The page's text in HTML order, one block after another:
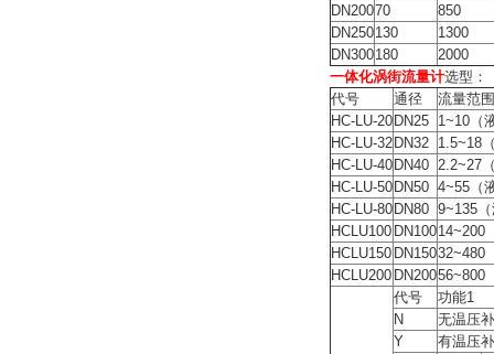
DN20070
850
DN250130
1300
DN300180
2000
一体化涡街流量计选型：
代号
通径
流量范
HC-LU-20 DN25 1~10（
HC-LU-32 DN32 1.5~18
HC-LU-40 DN40 2.2~27
HC-LU-50 DN50 4~55（
HC-LU-80 DN80 9~135
HCLU100 DN10014~200
HCLU150 DN15032~480
HCLU200 DN20056~800
代号
功能1
N
无温压
Y
有温压